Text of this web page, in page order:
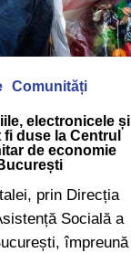
Comunități
electronicele și
duse la Centrul
de economie
prin Direcția
Socială a
împreună